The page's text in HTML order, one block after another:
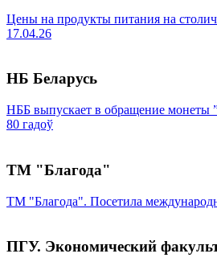
Цены на продукты питания на
17.04.26
НБ Беларусь
НББ выпускает в обращение монеты
80 гадоў
ТМ "Благода"
ТМ "Благода". Посетила
ПГУ. Экономический